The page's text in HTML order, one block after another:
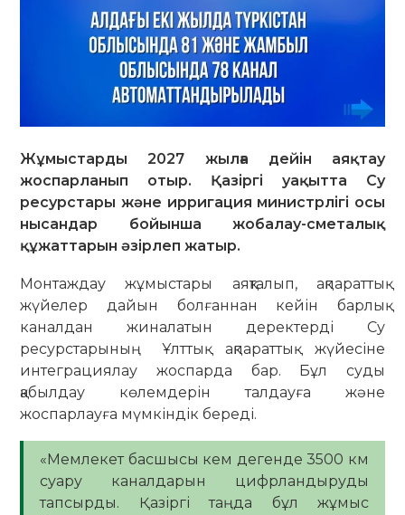
Жұмыстарды 2027 жылға дейін аяқтау
жоспарланып отыр. Қазіргі уақытта Су
ресурстары және ирригация министрлігі осы
нысандар бойынша жобалау-сметалық
құжаттарын әзірлеп жатыр.
Монтаждау жұмыстары аяқталып, ақпараттық
жүйелер дайын болғаннан кейін барлық
каналдан жиналатын деректерді Су
ресурстарының Ұлттық ақпараттық жүйесіне
интеграциялау жоспарда бар. Бұл суды
қабылдау көлемдерін талдауға және
жоспарлауға мүмкіндік береді.
«Мемлекет басшысы кем дегенде 3500 км
суару каналдарын цифрландыруды
тапсырды. Қазіргі таңда бұл жұмыс